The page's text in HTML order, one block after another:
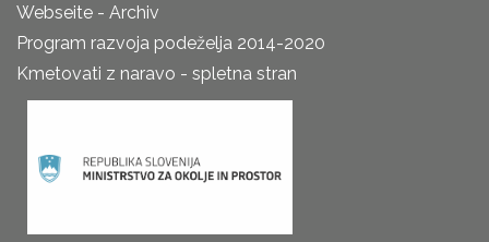
Webseite - Archiv
Program razvoja podeželja 2014-2020
Kmetovati z naravo - spletna stran